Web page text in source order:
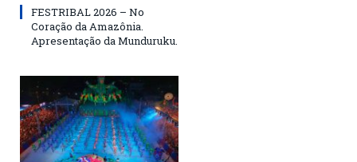
FESTRIBAL 2026 – No
Coração da Amazônia.
Apresentação da Munduruku.